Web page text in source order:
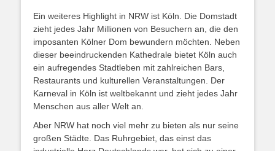
Ein weiteres Highlight in NRW ist Köln. Die Domstadt
zieht jedes Jahr Millionen von Besuchern an, die den
imposanten Kölner Dom bewundern möchten. Neben
dieser beeindruckenden Kathedrale bietet Köln auch
ein aufregendes Stadtleben mit zahlreichen Bars,
Restaurants und kulturellen Veranstaltungen. Der
Karneval in Köln ist weltbekannt und zieht jedes Jahr
Menschen aus aller Welt an.
Aber NRW hat noch viel mehr zu bieten als nur seine
großen Städte. Das Ruhrgebiet, das einst das